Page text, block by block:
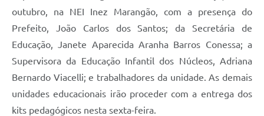
outubro, na NEI Inez Marangão, com a presença do
Prefeito, João Carlos dos Santos; da Secretária de
Educação, Janete Aparecida Aranha Barros Conessa; a
Supervisora da Educação Infantil dos Núcleos, Adriana
Bernardo Viacelli; e trabalhadores da unidade. As demais
unidades educacionais irão proceder com a entrega dos
kits pedagógicos nesta sexta-feira.